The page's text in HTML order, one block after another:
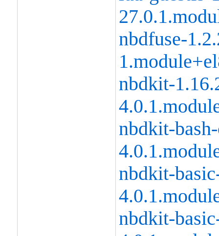
nbdfuse-
nbdkit-
nbdkit-
nbdkit-
nbdkit-